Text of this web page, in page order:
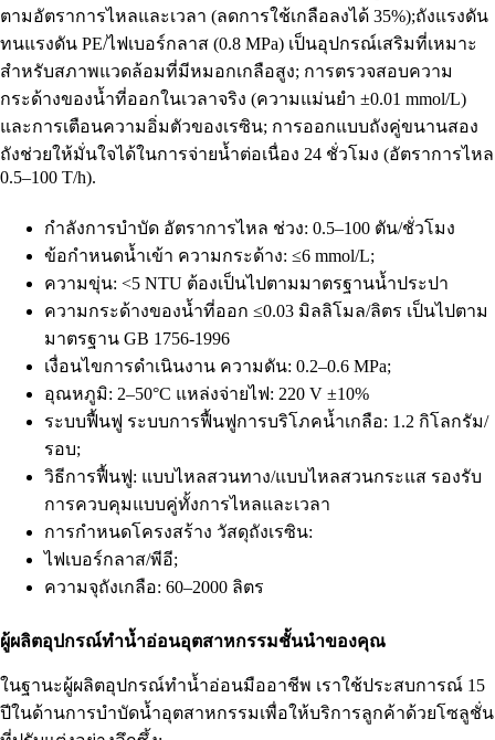
ตามอัตราการไหลและเวลา (ลดการใช้เกลือลงได้ 35%);ถังแรงดัน
ทนแรงดัน PE/ไฟเบอร์กลาส (0.8 MPa) เป็นอุปกรณ์เสริมที่เหมาะ
สำหรับสภาพแวดล้อมที่มีหมอกเกลือสูง; การตรวจสอบความ
กระด้างของน้ำที่ออกในเวลาจริง (ความแม่นยำ ±0.01 mmol/L)
และการเตือนความอิ่มตัวของเรซิน; การออกแบบถังคู่ขนานสอง
ถังช่วยให้มั่นใจได้ในการจ่ายน้ำต่อเนื่อง 24 ชั่วโมง (อัตราการไหล
0.5–100 T/h).
กำลังการบำบัด อัตราการไหล ช่วง: 0.5–100 ตัน/ชั่วโมง
ข้อกำหนดน้ำเข้า ความกระด้าง: ≤6 mmol/L;
ความขุ่น: <5 NTU ต้องเป็นไปตามมาตรฐานน้ำประปา
​​ความกระด้างของน้ำที่ออก ≤0.03 มิลลิโมล/ลิตร เป็นไปตาม
มาตรฐาน GB 1756-1996
เงื่อนไขการดำเนินงาน ความดัน: 0.2–0.6 MPa;
อุณหภูมิ: 2–50°C แหล่งจ่ายไฟ: 220 V ±10%
ระบบฟื้นฟู ระบบการฟื้นฟูการบริโภคน้ำเกลือ: 1.2 กิโลกรัม/
รอบ;
วิธีการฟื้นฟู: แบบไหลสวนทาง/แบบไหลสวนกระแส รองรับ
การควบคุมแบบคู่ทั้งการไหลและเวลา
​​การกำหนดโครงสร้าง​​ วัสดุถังเรซิน:
ไฟเบอร์กลาส/พีอี;
ความจุถังเกลือ: 60–2000 ลิตร
ผู้ผลิตอุปกรณ์ทำน้ำอ่อนอุตสาหกรรมชั้นนำของคุณ
ในฐานะผู้ผลิตอุปกรณ์ทำน้ำอ่อนมืออาชีพ เราใช้ประสบการณ์ 15
ปีในด้านการบำบัดน้ำอุตสาหกรรมเพื่อให้บริการลูกค้าด้วยโซลูชั่น